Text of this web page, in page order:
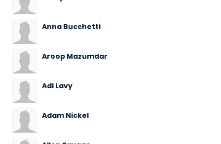
Anna Bucchetti
Aroop Mazumdar
Adi Lavy
Adam Nickel